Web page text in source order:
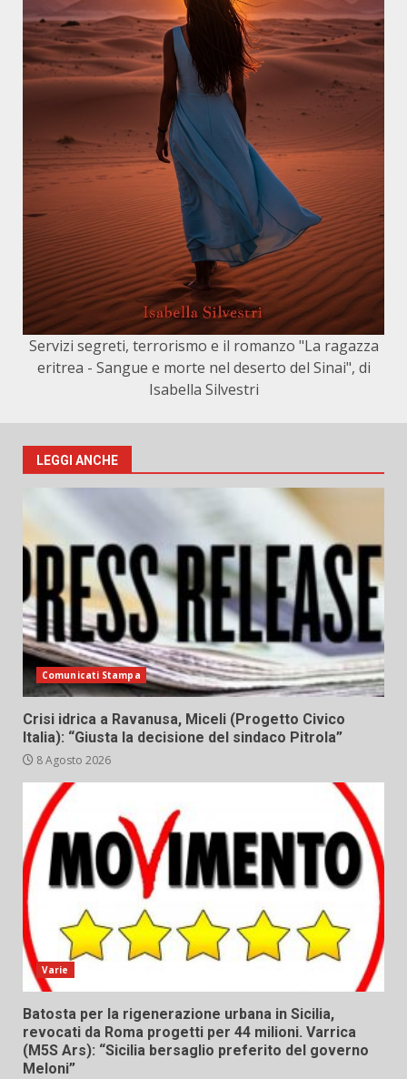
Servizi segreti, terrorismo e il romanzo "La ragazza
eritrea - Sangue e morte nel deserto del Sinai", di
Isabella Silvestri
LEGGI ANCHE
Comunicati Stampa
Crisi idrica a Ravanusa, Miceli (Progetto Civico
Italia): “Giusta la decisione del sindaco Pitrola”
8 Agosto 2026
Varie
Batosta per la rigenerazione urbana in Sicilia,
revocati da Roma progetti per 44 milioni. Varrica
(M5S Ars): “Sicilia bersaglio preferito del governo
Meloni”